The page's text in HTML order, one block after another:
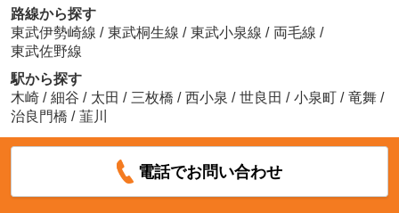
路線から探す
東武伊勢崎線 / 東武桐生線 / 東武小泉線 / 両毛線 /
東武佐野線
駅から探す
木崎 / 細谷 / 太田 / 三枚橋 / 西小泉 / 世良田 / 小泉町 / 竜舞 /
治良門橋 / 韮川
電話でお問い合わせ